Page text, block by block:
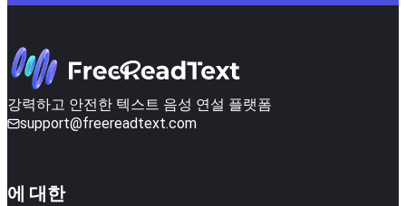
강력하고 안전한 텍스트 음성 연설 플랫폼
support@freereadtext.com
에 대한